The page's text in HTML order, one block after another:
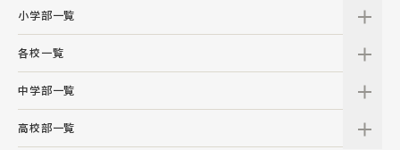
小学部一覧
各校一覧
中学部一覧
高校部一覧